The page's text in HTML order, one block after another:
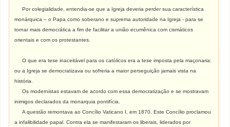
Por colegialidade, entendia-se que a Igreja deveria perder sua característica
monárquica – o Papa como soberano e suprema autoridade na Igreja - para se
tornar mais democrática a fim de facilitar a união ecumênica com cismáticos
orientais e com os protestantes.
O que era tese inaceitável para os católicos era a tese imposta pela maçonaria:
ou a Igreja se democratizava ou sofreria a maior perseguição jamais vista na
história.
Os modernistas estavam de acordo com essa democratização e se mostravam
inimigos declarados da monarquia pontifícia.
A questão remontava ao Concílio Vaticano I, em 1870. Este Concílio proclamou
a infalibilidade papal. Contra ela se manifestaram os liberais, liderados por